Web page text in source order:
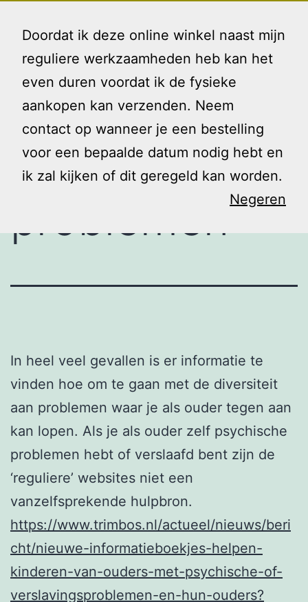
Doordat ik deze online winkel naast mijn
reguliere werkzaamheden heb kan het
even duren voordat ik de fysieke
aankopen kan verzenden. Neem
contact op wanneer je een bestelling
voor een bepaalde datum nodig hebt en
ik zal kijken of dit geregeld kan worden.
Negeren
naar
inhoud
Gezin
Ouder met
psychische
problemen
In heel veel gevallen is er informatie te
vinden hoe om te gaan met de diversiteit
aan problemen waar je als ouder tegen aan
kan lopen. Als je als ouder zelf psychische
problemen hebt of verslaafd bent zijn de
‘reguliere’ websites niet een
vanzelfsprekende hulpbron.
https://www.trimbos.nl/actueel/nieuws/beri
cht/nieuwe-informatieboekjes-helpen-
kinderen-van-ouders-met-psychische-of-
verslavingsproblemen-en-hun-ouders?